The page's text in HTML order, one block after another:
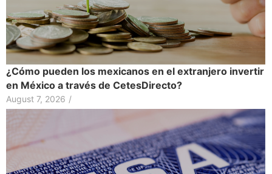
¿Cómo pueden los mexicanos en el extranjero invertir
en México a través de CetesDirecto?
August 7, 2026 /